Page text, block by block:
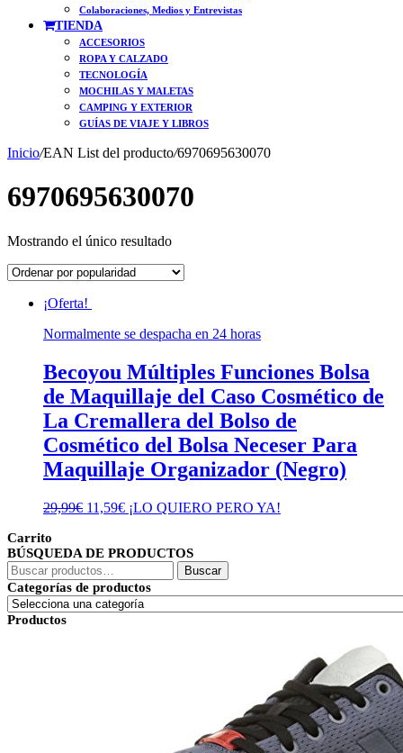
Colaboraciones, Medios y Entrevistas
TIENDA
ACCESORIOS
ROPA Y CALZADO
TECNOLOGÍA
MOCHILAS Y MALETAS
CAMPING Y EXTERIOR
GUÍAS DE VIAJE Y LIBROS
Inicio/EAN List del producto/6970695630070
6970695630070
Mostrando el único resultado
¡Oferta!
Normalmente se despacha en 24 horas
Becoyou Múltiples Funciones Bolsa
de Maquillaje del Caso Cosmético de
La Cremallera del Bolso de
Cosmético del Bolsa Neceser Para
Maquillaje Organizador (Negro)
29,99€ El
era:
29,99€.
11,59€El
es:
¡LO QUIERO PERO YA!
Carrito
BÚSQUEDA DE PRODUCTOS
Buscar
por:
Buscar
Categorías de productos
Productos